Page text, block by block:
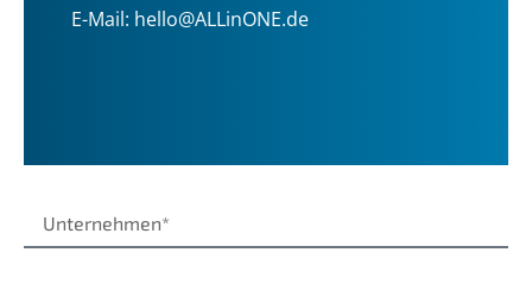
E-Mail: hello@ALLinONE.de